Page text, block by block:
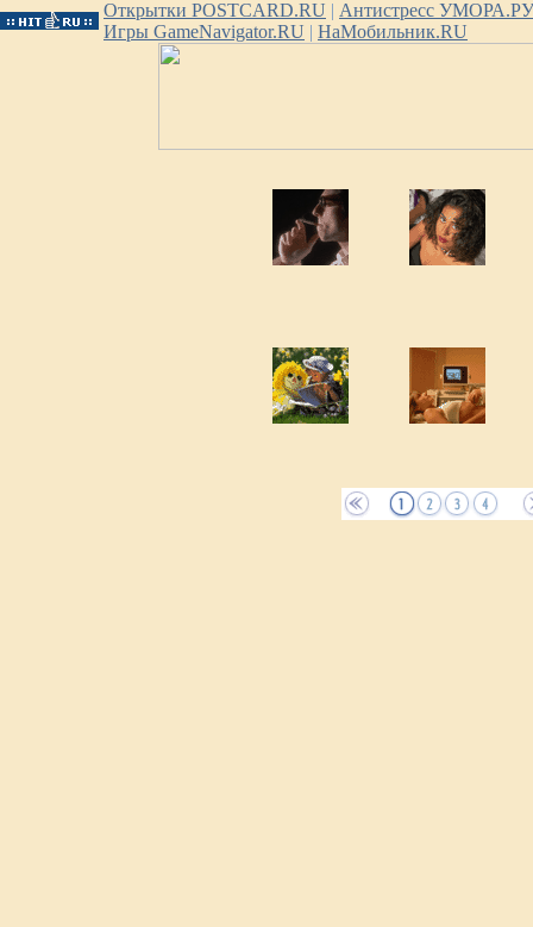
Открытки POSTCARD.RU | Антистресс УМОРА.РУ
Игры GameNavigator.RU | НаМобильник.RU